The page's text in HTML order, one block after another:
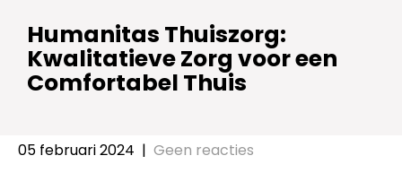
Humanitas Thuiszorg:
Kwalitatieve Zorg voor een
Comfortabel Thuis
05 februari 2024 | Geen reacties